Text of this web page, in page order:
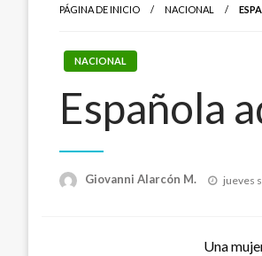
PÁGINA DE INICIO NACIONAL
NACIONAL
Española
Giovanni Alarcón M. jueves
Una